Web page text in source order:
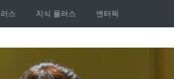
스 지식 플러스 엔터픽